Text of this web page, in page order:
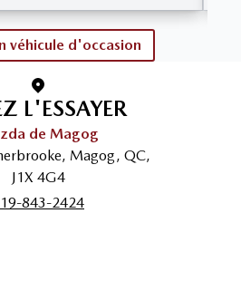
véhicule d'occasion
L'ESSAYER
de Magog
, Magog, QC,
J1X 4G4
843-2424